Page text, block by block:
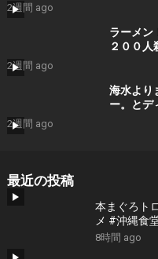
2週間 ago
ラーメン
２００人
2週間 ago
海水より
ー。とデ
2週間 ago
最近の投稿
本まぐろト
メ #沖縄食
8時間 ago